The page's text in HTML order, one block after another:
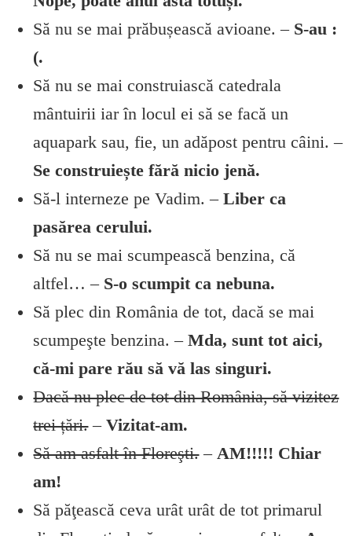
Să nu se mai prăbușească avioane. –S-au :
(.
Să nu se mai construiască catedrala
mântuirii iar în locul ei să se facă un
aquapark sau, fie, un adăpost pentru câini. –
Se construiește fără nicio jenă.
Să-l interneze pe Vadim. –Liber ca
pasărea cerului.
Să nu se mai scumpească benzina, că
altfel… – S-o scumpit ca nebuna.
Să plec din România de tot, dacă se mai
scumpeşte benzina. –Mda, sunt tot aici,
că-mi pare rău să vă las singuri.
Dacă nu plec de tot din România, să vizitez
trei țări.–Vizitat-am.
Să am asfalt în Floreşti.– AM!!!!! Chiar
am!
Să păţească ceva urât urât de tot primarul